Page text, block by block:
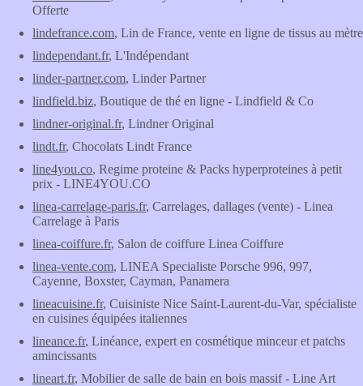
Offerte
lindefrance.com, Lin de France, vente en ligne de tissus au mètre
lindependant.fr, L'Indépendant
linder-partner.com, Linder Partner
lindfield.biz, Boutique de thé en ligne - Lindfield & Co
lindner-original.fr, Lindner Original
lindt.fr, Chocolats Lindt France
line4you.co, Regime proteine & Packs hyperproteines à petit
prix - LINE4YOU.CO
linea-carrelage-paris.fr, Carrelages, dallages (vente) - Linea
Carrelage à Paris
linea-coiffure.fr, Salon de coiffure Linea Coiffure
linea-vente.com, LINEA Specialiste Porsche 996, 997,
Cayenne, Boxster, Cayman, Panamera
lineacuisine.fr, Cuisiniste Nice Saint-Laurent-du-Var, spécialiste
en cuisines équipées italiennes
lineance.fr, Linéance, expert en cosmétique minceur et patchs
amincissants
lineart.fr, Mobilier de salle de bain en bois massif - Line Art